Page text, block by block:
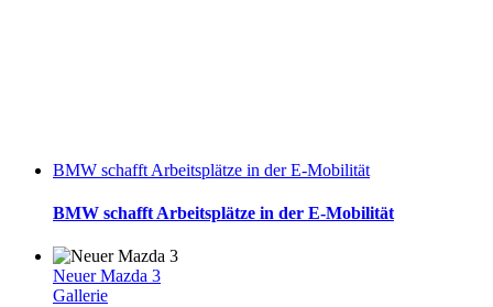
BMW schafft Arbeitsplätze in der E-Mobilität
BMW schafft Arbeitsplätze in der E-Mobilität
Neuer Mazda 3
Gallerie